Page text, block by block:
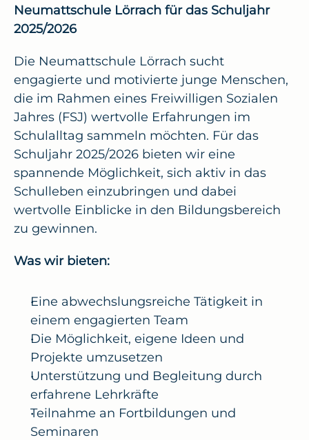
Neumattschule Lörrach für das Schuljahr
2025/2026
Die Neumattschule Lörrach sucht
engagierte und motivierte junge Menschen,
die im Rahmen eines Freiwilligen Sozialen
Jahres (FSJ) wertvolle Erfahrungen im
Schulalltag sammeln möchten. Für das
Schuljahr 2025/2026 bieten wir eine
spannende Möglichkeit, sich aktiv in das
Schulleben einzubringen und dabei
wertvolle Einblicke in den Bildungsbereich
zu gewinnen.
Was wir bieten:
Eine abwechslungsreiche Tätigkeit in
einem engagierten Team
Die Möglichkeit, eigene Ideen und
Projekte umzusetzen
Unterstützung und Begleitung durch
erfahrene Lehrkräfte
Teilnahme an Fortbildungen und
Seminaren